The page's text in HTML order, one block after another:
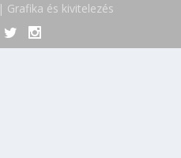
| Grafika és kivitelezés